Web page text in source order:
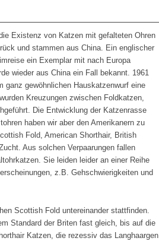
Existenz von Katzen mit gefalteten Ohren
und stammen aus China. Ein englischer
ein Exemplar mit nach Europa
wieder aus China ein Fall bekannt. 1961
ganz gewöhnlichen Hauskatzenwurf eine
Kreuzungen zwischen Foldkatzen,
Die Entwicklung der Katzenrasse
haben wir aber den Amerikanern zu
Fold, American Shorthair, British
Aus solchen Verpaarungen fallen
Sie leiden leider an einer Reihe
z.B. Gehschwierigkeiten und
Scottish Fold untereinander stattfinden.
Standard der Briten fast gleich, bis auf die
Katzen, die rezessiv das Langhaargen